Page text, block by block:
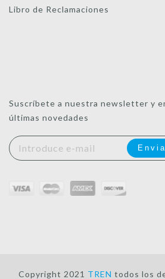
Libro de Reclamaciones
Suscríbete a nuestra newsletter y
últimas novedades
Copyright 2021 TREN todos los